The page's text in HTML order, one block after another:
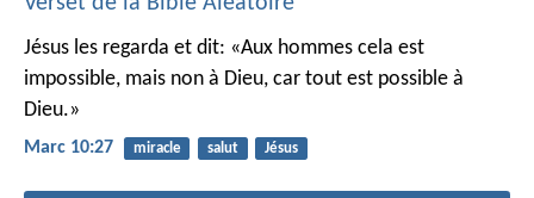
Jésus les regarda et dit: «Aux hommes cela est
impossible, mais non à Dieu, car tout est possible à
Dieu.»
Marc 10:27 miracle salut Jésus